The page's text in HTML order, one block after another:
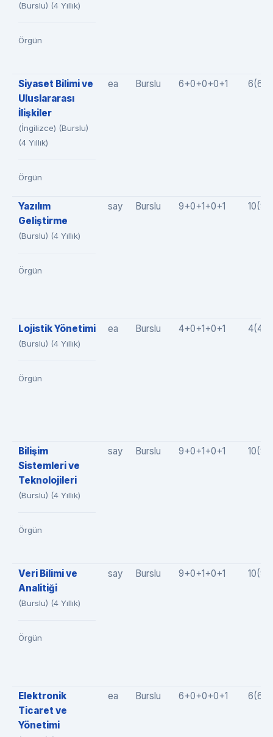
(Burslu) (4 Yıllık)
Örgün
Siyaset Bilimi ve
Uluslararası
İlişkiler
(İngilizce) (Burslu)
(4 Yıllık)
Örgün
ea Burslu 6+0+0+0+1
Yazılım
Geliştirme
(Burslu) (4 Yıllık)
Örgün
say Burslu 9+0+1+0+1
Lojistik Yönetimi
(Burslu) (4 Yıllık)
Örgün
ea Burslu 4+0+1+0+1
Bilişim
Sistemleri ve
Teknolojileri
(Burslu) (4 Yıllık)
Örgün
say Burslu 9+0+1+0+1
Veri Bilimi ve
Analitiği
(Burslu) (4 Yıllık)
Örgün
say Burslu 9+0+1+0+1
Elektronik
Ticaret ve
Yönetimi
ea Burslu 6+0+0+0+1